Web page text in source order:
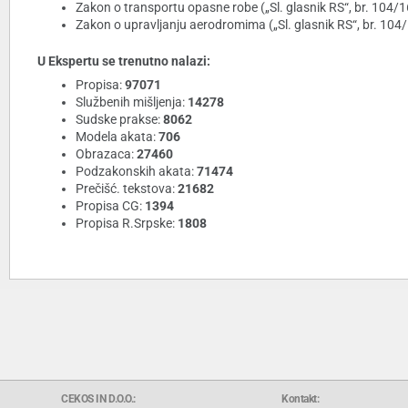
Zakon o transportu opasne robe („Sl. glasnik RS“, br. 104/
Zakon o upravljanju aerodromima („Sl. glasnik RS“, br.
U Ekspertu se trenutno nalazi:
Propisa:97071
Službenih mišljenja: 14278
Sudske prakse:8062
Modela akata:706
Obrazaca:27460
Podzakonskih akata:71474
Prečišć. tekstova:21682
Propisa CG: 1394
Propisa R.Srpske: 1808
CEKOS IN D.O.O.: Kontakt: